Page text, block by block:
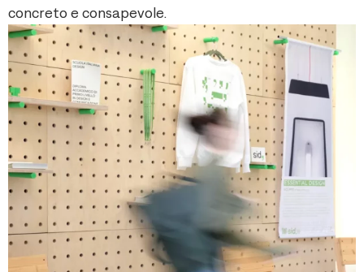
concreto e consapevole.